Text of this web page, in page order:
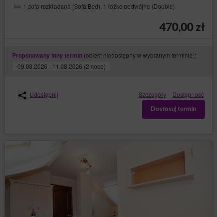
otrzymywania treści podobnej zawartości, a nawet tego
oczekują lub jest to ich bezpośrednim celem wizyty na
wyłącznie podmiotom przetwarzającym na mocy zawartych
celu realizacji usług na rzecz Administratora danych, np.
Przesyłanie danych osobowych do państw trzecich
Dane osobowe nie będą przetwarzane w państwach
dostępu (art. 15 RODO)
– uzyskania od
Administratora danych potwierdzenia, czy
przetwarzane są jej dane osobowe. Jeżeli dane
o osobie są przetwarzane, jest ona uprawniona
do uzyskania dostępu do nich oraz uzyskania
następujących informacji: o celach
przetwarzania, kategoriach danych osobowych,
1 sofa rozkładana (Sofa Bed), 1 łóżko podwójne (Double)
470,00 zł
Proponowany inny termin (obiekt niedostępny w wybranym terminie):
09.08.2026 - 11.08.2026 (2 noce)
Udostępnij Szczegóły Dostępność
Dostosuj termin